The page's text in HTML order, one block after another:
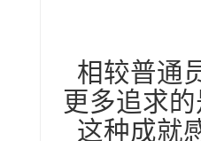
相较普通
更多追求
这种成就